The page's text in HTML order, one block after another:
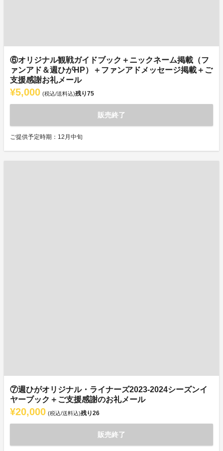
⑥オリジナル観戦ガイドブック＋ニックネーム掲載（フ
ァンアド＆週ひがHP）＋ファンアドメッセージ掲載＋ご
支援感謝お礼メール
¥5,000 (税込/送料込)残り75
販売終了
ご提供予定時期：12月中旬
⑦週ひがオリジナル・ライナーズ2023-2024シーズンイ
ヤーブック＋ご支援感謝のお礼メール
¥20,000 (税込/送料込)残り26
販売終了